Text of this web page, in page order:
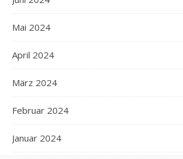
Mai 2024
April 2024
März 2024
Februar 2024
Januar 2024